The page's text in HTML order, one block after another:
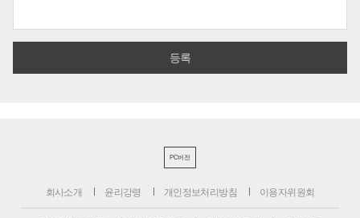
PC버전
회사소개 윤리강령 개인정보처리방침 이용자위원회